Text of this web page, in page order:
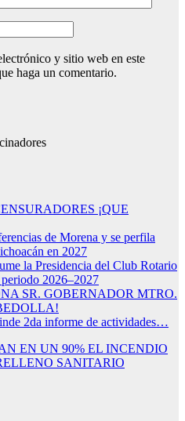
y sitio web en este
haga un comentario.
¡QUE
de Morena y se perfila
en 2027
la Presidencia del Club Rotario
2026–2027
SR. GOBERNADOR MTRO.
2da informe de actividades…
EN UN 90% EL INCENDIO
SANITARIO